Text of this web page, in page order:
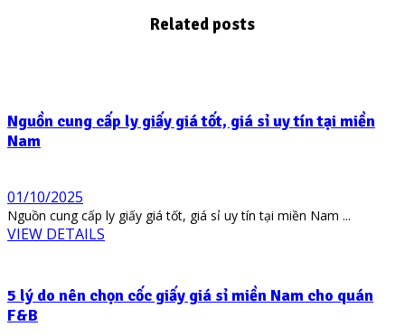
Related posts
Nguồn cung cấp ly giấy giá tốt, giá sỉ uy tín tại miền
Nam
01/10/2025
Nguồn cung cấp ly giấy giá tốt, giá sỉ uy tín tại miền Nam ...
VIEW DETAILS
5 lý do nên chọn cốc giấy giá sỉ miền Nam cho quán
F&B